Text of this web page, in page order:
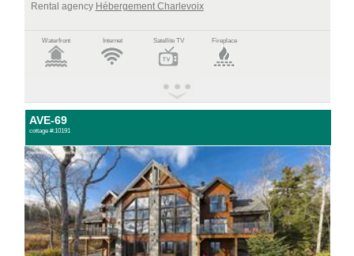
Rental agency Hébergement Charlevoix
Waterfront Internet Satellite TV Fireplace
AVE-69
cottage #:10191